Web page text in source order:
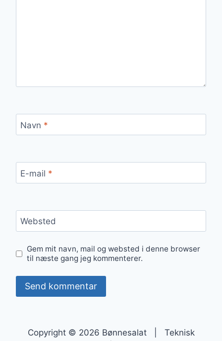
Navn *
E-mail *
Websted
Gem mit navn, mail og websted i denne browser
til næste gang jeg kommenterer.
Copyright © 2026 Bønnesalat | Teknisk